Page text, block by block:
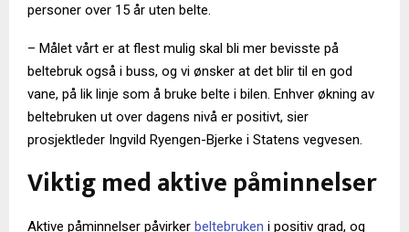
personer over 15 år uten belte.
– Målet vårt er at flest mulig skal bli mer bevisste på
beltebruk også i buss, og vi ønsker at det blir til en god
vane, på lik linje som å bruke belte i bilen. Enhver økning av
beltebruken ut over dagens nivå er positivt, sier
prosjektleder Ingvild Ryengen-Bjerke i Statens vegvesen.
Viktig med aktive påminnelser
Aktive påminnelser påvirker beltebruken i positiv grad, og